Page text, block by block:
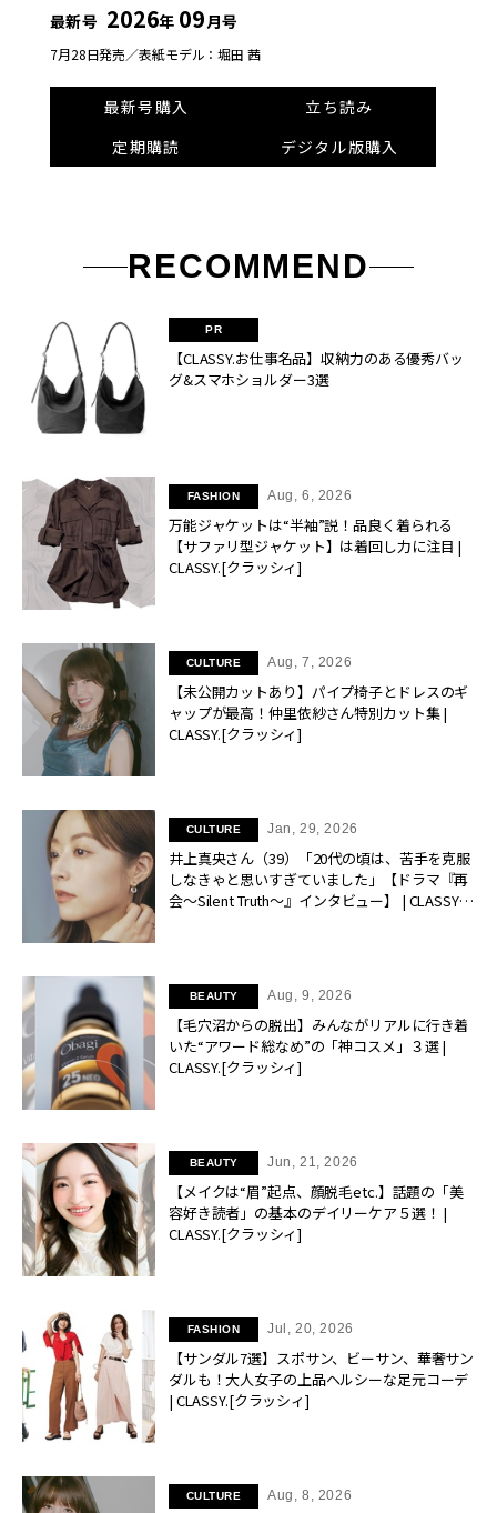
最新号 2026年 09月号
7月28日発売／表紙モデル：堀田 茜
最新号購入
立ち読み
定期購読
デジタル版購入
RECOMMEND
【CLASSY.お仕事名品】収納力のある優秀バッ
グ&スマホショルダー3選
FASHION Aug, 6, 2026
万能ジャケットは“半袖”説！品良く着られる
【サファリ型ジャケット】は着回し力に注目 |
CLASSY.[クラッシィ]
CULTURE Aug, 7, 2026
【未公開カットあり】パイプ椅子とドレスのギ
ャップが最高！仲里依紗さん特別カット集 |
CLASSY.[クラッシィ]
CULTURE Jan, 29, 2026
井上真央さん（39）「20代の頃は、苦手を克服
しなきゃと思いすぎていました」【ドラマ『再
会〜Silent Truth〜』インタビュー】 | CLASSY.
BEAUTY Aug, 9, 2026
【毛穴沼からの脱出】みんながリアルに行き着
いた“アワード総なめ”の「神コスメ」３選 |
CLASSY.[クラッシィ]
BEAUTY Jun, 21, 2026
【メイクは“眉”起点、顔脱毛etc.】話題の「美
容好き読者」の基本のデイリーケア５選！ |
CLASSY.[クラッシィ]
FASHION Jul, 20, 2026
【サンダル7選】スポサン、ビーサン、華奢サン
ダルも！大人女子の上品ヘルシーな足元コーデ
| CLASSY.[クラッシィ]
CULTURE Aug, 8, 2026